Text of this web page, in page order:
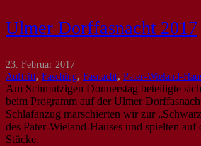
Ulmer Dorffasnacht 2017
23. Februar 2017
Auftritt, Fasching, Fasnacht, Pater-Wieland-
Am Schmutzigen Donnerstag beteiligte
beim Programm auf der Ulmer
Schlafanzug marschierten wir zur
des Pater-Wieland-Hauses und spielten
Stücke.